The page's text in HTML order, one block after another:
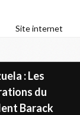
Site internet
: Les
du
Barack